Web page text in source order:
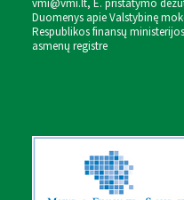
vmi@vmi.lt, E. pristatymo
Duomenys apie Valstybinę
Respublikos finansų
asmenų registre